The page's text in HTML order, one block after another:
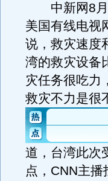
中新网8月
美国有线电视
说，救灾速度
湾的救灾设备
灾任务很吃力
救灾不力是很
道，台湾此次
点，CNN主